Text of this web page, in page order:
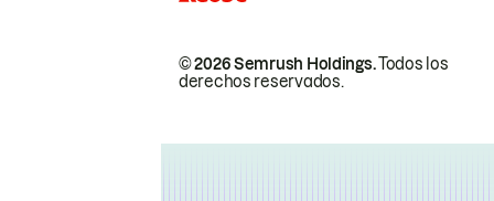
© 2026 Semrush Holdings.Todos los
derechos reservados.